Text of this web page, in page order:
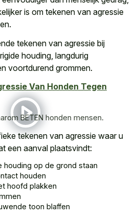
is om tekenen van agressie
tekenen van agressie bij
houding, langdurig
voortdurend grommen.
Van Honden Tegen
BETEN honden mensen.
tekenen van agressie waar u
een aanval plaatsvindt:
houding op de grond staan
houden
hoofd plakken
toon blaffen